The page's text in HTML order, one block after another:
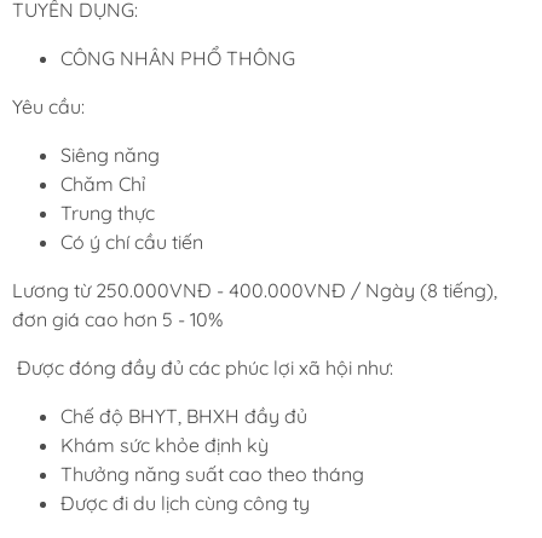
TUYỂN DỤNG:
CÔNG NHÂN PHỔ THÔNG
Yêu cầu:
Siêng năng
Chăm Chỉ
Trung thực
Có ý chí cầu tiến
Lương từ 250.000VNĐ - 400.000VNĐ / Ngày (8 tiếng),
đơn giá cao hơn 5 - 10%
Được đóng đầy đủ các phúc lợi xã hội như:
Chế độ BHYT, BHXH đầy đủ
Khám sức khỏe định kỳ
Thưởng năng suất cao theo tháng
Được đi du lịch cùng công ty